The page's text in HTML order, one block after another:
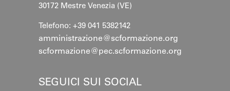
30172 Mestre Venezia (VE)
Telefono: +39 041 5382142
amministrazione@scformazione.org
scformazione@pec.scformazione.org
SEGUICI SUI SOCIAL